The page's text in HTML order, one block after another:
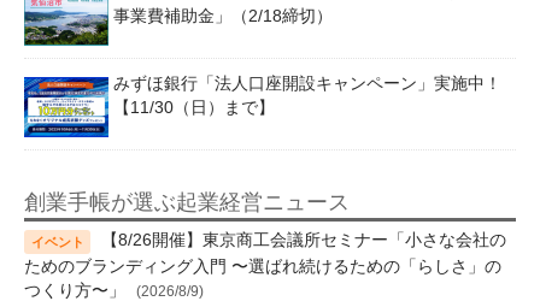
事業費補助金」（2/18締切）
みずほ銀行「法人口座開設キャンペーン」実施中！
【11/30（日）まで】
創業手帳が選ぶ起業経営ニュース
【8/26開催】東京商工会議所セミナー「小さな会社の
ためのブランディング入門 〜選ばれ続けるための「らしさ」の
つくり方〜」
(2026/8/9)